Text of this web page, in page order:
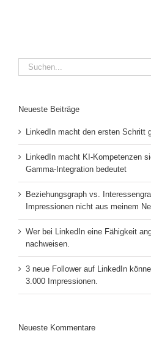
Suche
nach:
Neueste Beiträge
LinkedIn macht den ersten Schritt
LinkedIn macht KI-Kompetenzen
Gamma-Integration bedeutet
Beziehungsgraph vs.
Impressionen nicht aus meinem
Wer bei LinkedIn eine Fähigkeit
nachweisen.
3 neue Follower auf LinkedIn
3.000 Impressionen.
Neueste Kommentare